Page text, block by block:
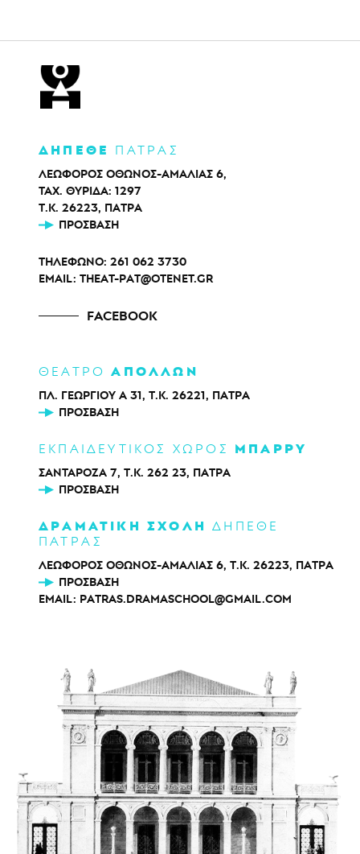
ΔΗΠΕΘΕ ΠΑΤΡΑΣ
ΛΕΩΦΟΡΟΣ ΟΘΩΝΟΣ-ΑΜΑΛΙΑΣ 6,
ΤΑΧ. ΘΥΡΙΔΑ: 1297
Τ.Κ. 26223, ΠΑΤΡΑ
ΠΡΌΣΒΑΣΗ
ΤΗΛΕΦΩΝΟ: 261 062 3730
EMAIL: THEAT-PAT@OTENET.GR
FACEBOOK
ΘΕΑΤΡΟΑΠΟΛΛΩΝ
ΠΛ. ΓΕΩΡΓΙΟΥ Α 31, Τ.Κ. 26221, ΠΑΤΡΑ
ΠΡΌΣΒΑΣΗ
ΕΚΠΑΙΔΕΥΤΙΚΟΣ ΧΩΡΟΣ ΜΠΑΡΡΥ
ΣΑΝΤΑΡΟΖΑ 7, Τ.Κ. 262 23, ΠΑΤΡΑ
ΠΡΌΣΒΑΣΗ
ΔΡΑΜΑΤΙΚΗ ΣΧΟΛΗ ΔΗΠΕΘΕ
ΠΑΤΡΑΣ
ΛΕΩΦΟΡΟΣ ΟΘΩΝΟΣ-ΑΜΑΛΙΑΣ 6, Τ.Κ. 26223, ΠΑΤΡΑ
ΠΡΌΣΒΑΣΗ
EMAIL: PATRAS.DRAMASCHOOL@GMAIL.COM